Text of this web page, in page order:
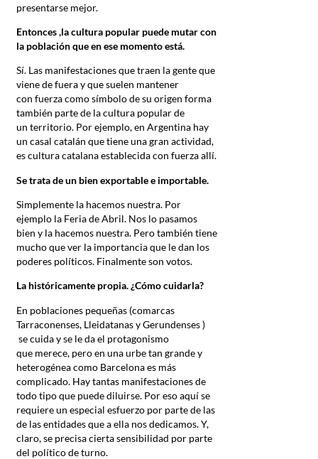
presentarse mejor.
Entonces ,la cultura popular puede mutar con
la población que en ese momento está.
Sí. Las manifestaciones que traen la gente que
viene de fuera y que suelen mantener
con fuerza como símbolo de su origen forma
también parte de la cultura popular de
un territorio. Por ejemplo, en Argentina hay
un casal catalán que tiene una gran actividad,
es cultura catalana establecida con fuerza allí.
Se trata de un bien exportable e importable.
Simplemente la hacemos nuestra. Por
ejemplo la Feria de Abril. Nos lo pasamos
bien y la hacemos nuestra. Pero también tiene
mucho que ver la importancia que le dan los
poderes políticos. Finalmente son votos.
La históricamente propia. ¿Cómo cuidarla?
En poblaciones pequeñas (comarcas
Tarraconenses, Lleidatanas y Gerundenses )
se cuida y se le da el protagonismo
que merece, pero en una urbe tan grande y
heterogénea como Barcelona es más
complicado. Hay tantas manifestaciones de
todo tipo que puede diluirse. Por eso aquí se
requiere un especial esfuerzo por parte de las
de las entidades que a ella nos dedicamos. Y,
claro, se precisa cierta sensibilidad por parte
del político de turno.